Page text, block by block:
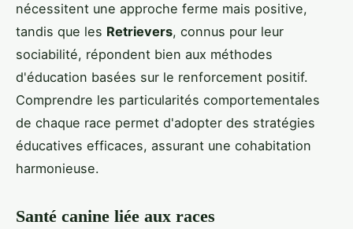
nécessitent une approche ferme mais positive,
tandis que les Retrievers, connus pour leur
sociabilité, répondent bien aux méthodes
d'éducation basées sur le renforcement positif.
Comprendre les particularités comportementales
de chaque race permet d'adopter des stratégies
éducatives efficaces, assurant une cohabitation
harmonieuse.
Santé canine liée aux races